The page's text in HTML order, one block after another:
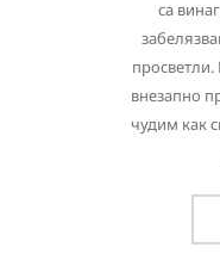
са
просветли.
внезапно
чудим как